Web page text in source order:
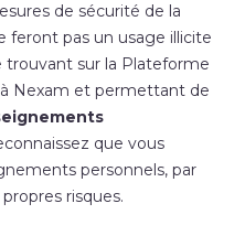
de sécurité de la
feront pas un usage illicite
sur la Plateforme
Nexam et permettant de
que vous
personnels, par
risques.